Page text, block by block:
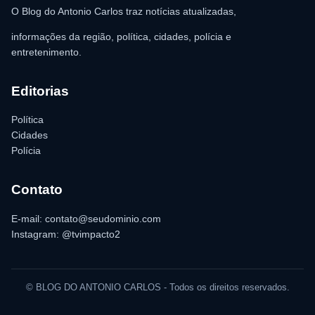
O Blog do Antonio Carlos traz notícias atualizadas,
informações da região, política, cidades, polícia e
entretenimento.
Editorias
Política
Cidades
Polícia
Contato
E-mail: contato@seudominio.com
Instagram: @tvimpacto2
© BLOG DO ANTONIO CARLOS - Todos os direitos reservados.